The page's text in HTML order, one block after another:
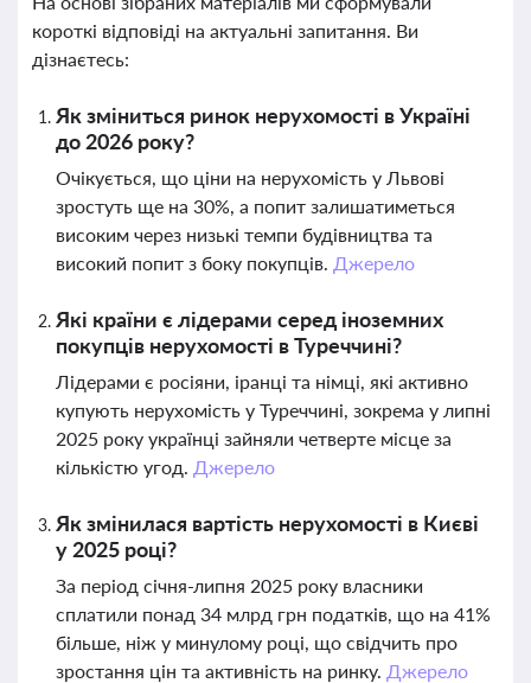
короткі відповіді на актуальні запитання. Ви
дізнаєтесь:
Як зміниться ринок нерухомості в Україні
до 2026 року?
Очікується, що ціни на нерухомість у Львові
зростуть ще на 30%, а попит залишатиметься
високим через низькі темпи будівництва та
високий попит з боку покупців. Джерело
Які країни є лідерами серед іноземних
покупців нерухомості в Туреччині?
Лідерами є росіяни, іранці та німці, які активно
купують нерухомість у Туреччині, зокрема у липні
2025 року українці зайняли четверте місце за
кількістю угод. Джерело
Як змінилася вартість нерухомості в Києві
у 2025 році?
За період січня-липня 2025 року власники
сплатили понад 34 млрд грн податків, що на 41%
більше, ніж у минулому році, що свідчить про
зростання цін та активність на ринку. Джерело